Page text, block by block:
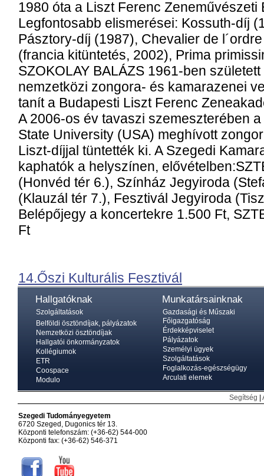
1980 óta a Liszt Ferenc Zeneművészeti
Legfontosabb elismerései: Kossuth-díj
Pásztory-díj (1987), Chevalier de
(francia kitüntetés, 2002), Prima
SZOKOLAY BALÁZS 1961-ben
nemzetközi zongora- és kamarazenei
tanít a Budapesti Liszt Ferenc
A 2006-os év tavaszi szemeszterében
State University (USA) meghívott
Liszt-díjjal tüntették ki. A Szegedi
kaphatók a helyszínen,
(Honvéd tér 6.), Színház Jegyiroda
(Klauzál tér 7.), Fesztivál Jegyiroda
Belépőjegy a koncertekre 1.500 Ft,
Ft
14.Őszi Kulturális Fesztivál
Hallgatóknak
Szolgáltatások
Belföldi ösztöndíjak, pályázatok
Nemzetközi ösztöndíjak
Hallgatói önkormányzatok
Kollégiumok
ETR
Coospace
Modulo
Munkatársainknak
Gazdasági és Műszaki
Főigazgatóság
Érdekképviselet
Pályázatok
Személyi ügyek
Szolgáltatások
Foglalkozás-egészségügy
Arculati elemek
Segítség
Szegedi Tudományegyetem
6720 Szeged, Dugonics tér 13.
Központi telefonszám: (+36-62) 544-000
Központi fax: (+36-62) 546-371